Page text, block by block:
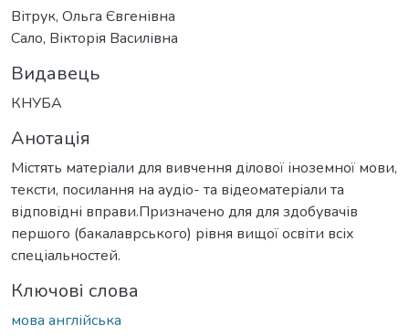
Вітрук, Ольга Євгенівна
Сало, Вікторія Василівна
Видавець
КНУБА
Анотація
Містять матеріали для вивчення ділової іноземної мови,
тексти, посилання на аудіо- та відеоматеріали та
відповідні вправи.Призначено для для здобувачів
першого (бакалаврського) рівня вищої освіти всіх
спеціальностей.
Ключові слова
мова англійська